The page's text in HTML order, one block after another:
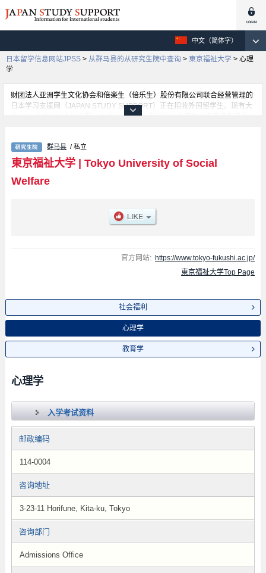
中文（简体字）
日本留学信息网站JPSS > 从群马县的从研究生院中查询 > 東京福祉大学 > 心理
学
财团法人亚洲学生文化协会和倍楽生（倍乐生）股份有限公司联合经营管理的
日本学习支援网（JAPAN STUDY SUPPORT）正在招收外国留学生。现有大
约1300个学校的大学学部、大学院、短大、专门学校的招生信息正登载于此
各研究科的不同信息。招收名额、合格人数等考试信息，以及设施介绍、联系
方式等外国留学生必要的信息都登载于此，请务必查阅和利用此网。
群马县 / 私立
東京福祉大学| Tokyo University of Social
Welfare
官方网站: https://www.tokyo-fukushi.ac.jp/
東京福祉大学Top Page
社会福利
心理学
教育学
心理学
入学考试资料
邮政编码
114-0004
咨询地址
3-23-11 Horifune, Kita-ku, Tokyo
咨询部门
Admissions Office